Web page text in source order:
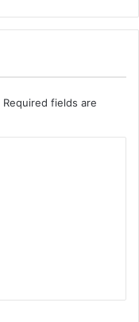
Required fields are